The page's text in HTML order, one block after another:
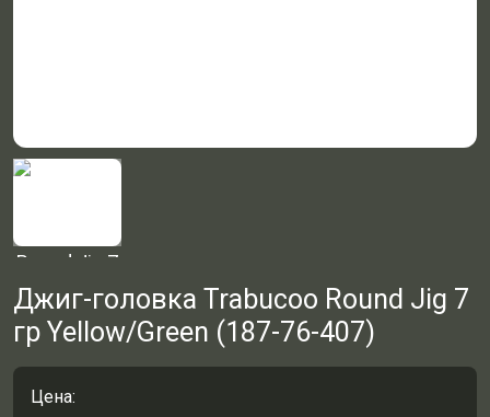
Джиг-головка Trabucoo Round Jig 7
гр Yellow/Green (187-76-407)
Цена: